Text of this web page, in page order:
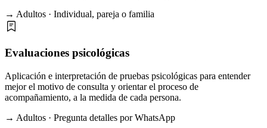
→ Adultos · Individual, pareja o familia
Evaluaciones psicológicas
Aplicación e interpretación de pruebas psicológicas para entender
mejor el motivo de consulta y orientar el proceso de
acompañamiento, a la medida de cada persona.
→ Adultos · Pregunta detalles por WhatsApp